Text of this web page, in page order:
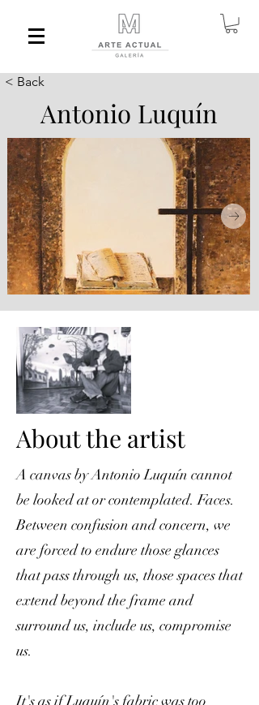
< Back
Antonio Luquín
AL-YOH.jpg
About the artist
A canvas by Antonio Luquín cannot
be looked at or contemplated. Faces.
Between confusion and concern, we
are forced to endure those glances
that pass through us, those spaces that
extend beyond the frame and
surround us, include us, compromise
us.
It's as if Luquín's fabric was too